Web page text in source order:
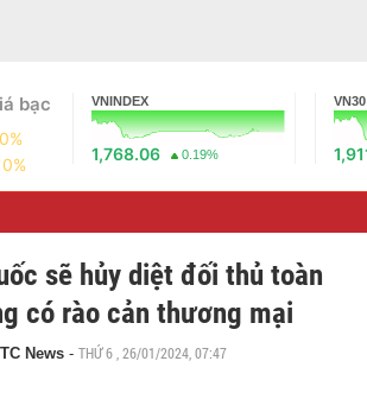
bạc
0%
0%
VNINDEX
1,768.06 0.19%
VN30
sẽ hủy diệt đối thủ toàn
có rào cản thương mại
News - THỨ 6 , 26/01/2024, 07:47